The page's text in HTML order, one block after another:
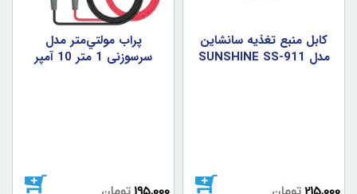
کابل منبع تغذيه سانشاين
مدل SUNSHINE SS-911
پراب مولتي‌متر مدل
سرسوزني 1 متر 10 آمپر